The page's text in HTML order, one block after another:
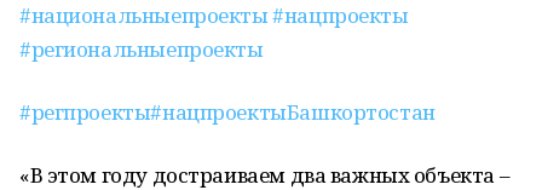
#национальныепроекты#нацпроекты
#региональныепроекты
#регпроекты#нацпроектыБашкортостан
«В этом году достраиваем два важных объекта –